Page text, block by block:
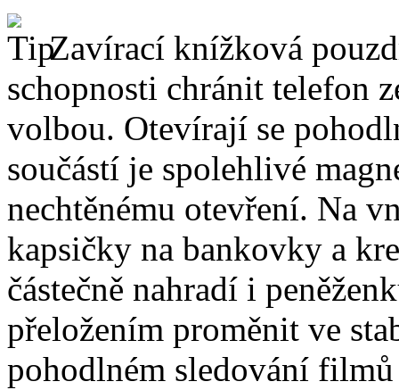
Zavírací knížková
schopnosti chránit telefon
volbou. Otevírají se
součástí je spolehlivé
nechtěnému otevření. Na
kapsičky na bankovky a
částečně nahradí i
přeložením proměnit ve
pohodlném sledování